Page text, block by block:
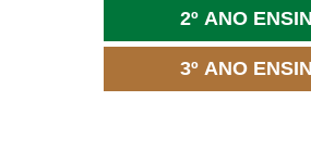
2º ANO
3º ANO